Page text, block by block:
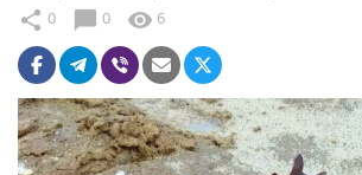
share 0 chat_bubble 0 visibility 6